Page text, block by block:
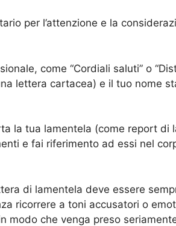
per l’attenzione e la
come “Cordiali saluti” o
lettera cartacea) e il tuo nome
la tua lamentela (come report di
e fai riferimento ad essi nel
di lamentela deve essere
ricorrere a toni accusatori o
modo che venga preso